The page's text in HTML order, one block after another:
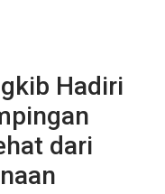
Hadiri
dari